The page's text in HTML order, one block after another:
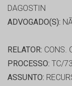
DAGOSTIN
ADVOGADO(S):
RELATOR: CONS.
PROCESSO: TC/
ASSUNTO: